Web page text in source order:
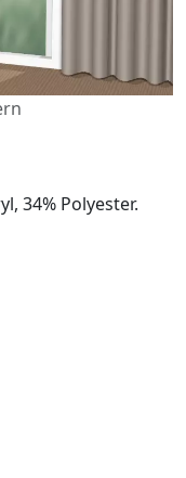
34% Polyester.